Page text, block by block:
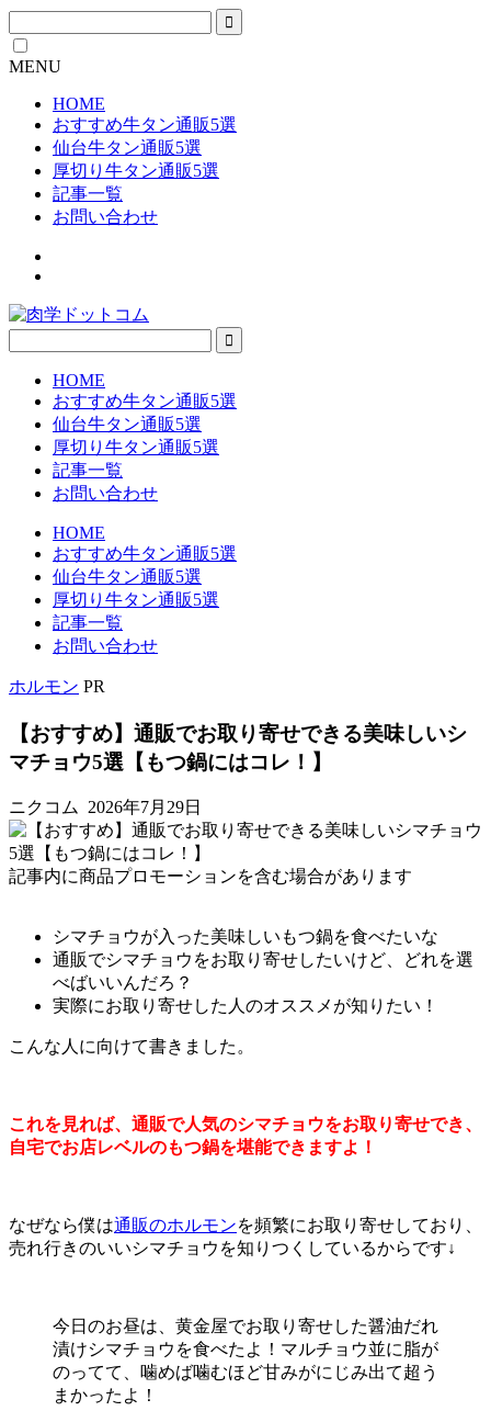
MENU
HOME
おすすめ牛タン通販5選
仙台牛タン通販5選
厚切り牛タン通販5選
記事一覧
お問い合わせ
HOME
おすすめ牛タン通販5選
仙台牛タン通販5選
厚切り牛タン通販5選
記事一覧
お問い合わせ
HOME
おすすめ牛タン通販5選
仙台牛タン通販5選
厚切り牛タン通販5選
記事一覧
お問い合わせ
ホルモン PR
【おすすめ】通販でお取り寄せできる美味しいシ
マチョウ5選【もつ鍋にはコレ！】
ニクコム 2026年7月29日
記事内に商品プロモーションを含む場合があります
シマチョウが入った美味しいもつ鍋を食べたいな
通販でシマチョウをお取り寄せしたいけど、どれを選
べばいいんだろ？
実際にお取り寄せした人のオススメが知りたい！
こんな人に向けて書きました。
これを見れば、通販で人気のシマチョウをお取り寄せでき、
自宅でお店レベルのもつ鍋を堪能できますよ！
なぜなら僕は通販のホルモンを頻繁にお取り寄せしており、
売れ行きのいいシマチョウを知りつくしているからです↓
今日のお昼は、黄金屋でお取り寄せした醤油だれ
漬けシマチョウを食べたよ！マルチョウ並に脂が
のってて、噛めば噛むほど甘みがにじみ出て超う
まかったよ！